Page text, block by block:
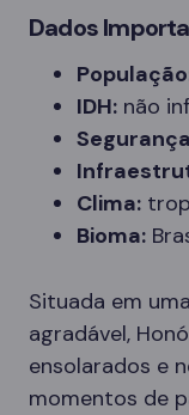
Dados
IDH: não
Clima:
Bioma:
Situada em
agradável,
ensolarados e
momentos de